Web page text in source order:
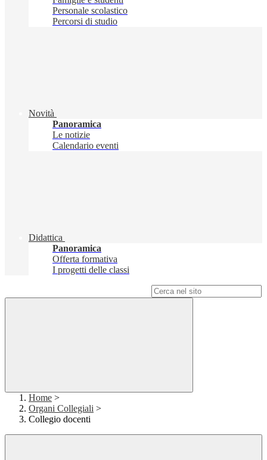
Personale scolastico
Percorsi di studio
Novità
Panoramica
Le notizie
Calendario eventi
Didattica
Panoramica
Offerta formativa
I progetti delle classi
Home >
Organi Collegiali >
Collegio docenti